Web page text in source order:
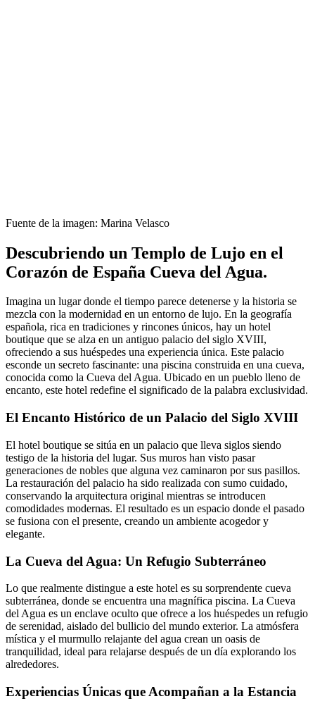
Fuente de la imagen: Marina Velasco
Descubriendo un Templo de Lujo en el
Corazón de España Cueva del Agua.
Imagina un lugar donde el tiempo parece detenerse y la historia se
mezcla con la modernidad en un entorno de lujo. En la geografía
española, rica en tradiciones y rincones únicos, hay un hotel
boutique que se alza en un antiguo palacio del siglo XVIII,
ofreciendo a sus huéspedes una experiencia única. Este palacio
esconde un secreto fascinante: una piscina construida en una cueva,
conocida como la Cueva del Agua. Ubicado en un pueblo lleno de
encanto, este hotel redefine el significado de la palabra exclusividad.
El Encanto Histórico de un Palacio del Siglo XVIII
El hotel boutique se sitúa en un palacio que lleva siglos siendo
testigo de la historia del lugar. Sus muros han visto pasar
generaciones de nobles que alguna vez caminaron por sus pasillos.
La restauración del palacio ha sido realizada con sumo cuidado,
conservando la arquitectura original mientras se introducen
comodidades modernas. El resultado es un espacio donde el pasado
se fusiona con el presente, creando un ambiente acogedor y
elegante.
La Cueva del Agua: Un Refugio Subterráneo
Lo que realmente distingue a este hotel es su sorprendente cueva
subterránea, donde se encuentra una magnífica piscina. La Cueva
del Agua es un enclave oculto que ofrece a los huéspedes un refugio
de serenidad, aislado del bullicio del mundo exterior. La atmósfera
mística y el murmullo relajante del agua crean un oasis de
tranquilidad, ideal para relajarse después de un día explorando los
alrededores.
Experiencias Únicas que Acompañan a la Estancia